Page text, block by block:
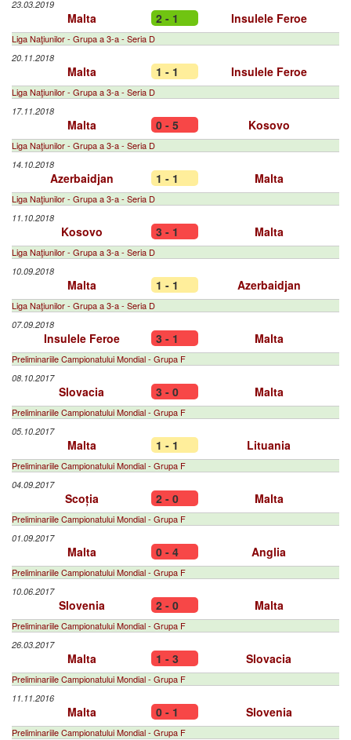
23.03.2019
Malta 2 - 1 Insulele Feroe
Liga Naţiunilor - Grupa a 3-a - Seria D
20.11.2018
Malta 1 - 1 Insulele Feroe
Liga Naţiunilor - Grupa a 3-a - Seria D
17.11.2018
Malta 0 - 5 Kosovo
Liga Naţiunilor - Grupa a 3-a - Seria D
14.10.2018
Azerbaidjan 1 - 1 Malta
Liga Naţiunilor - Grupa a 3-a - Seria D
11.10.2018
Kosovo 3 - 1 Malta
Liga Naţiunilor - Grupa a 3-a - Seria D
10.09.2018
Malta 1 - 1 Azerbaidjan
Liga Naţiunilor - Grupa a 3-a - Seria D
07.09.2018
Insulele Feroe 3 - 1 Malta
Preliminariile Campionatului Mondial - Grupa F
08.10.2017
Slovacia 3 - 0 Malta
Preliminariile Campionatului Mondial - Grupa F
05.10.2017
Malta 1 - 1 Lituania
Preliminariile Campionatului Mondial - Grupa F
04.09.2017
Scoția 2 - 0 Malta
Preliminariile Campionatului Mondial - Grupa F
01.09.2017
Malta 0 - 4 Anglia
Preliminariile Campionatului Mondial - Grupa F
10.06.2017
Slovenia 2 - 0 Malta
Preliminariile Campionatului Mondial - Grupa F
26.03.2017
Malta 1 - 3 Slovacia
Preliminariile Campionatului Mondial - Grupa F
11.11.2016
Malta 0 - 1 Slovenia
Preliminariile Campionatului Mondial - Grupa F